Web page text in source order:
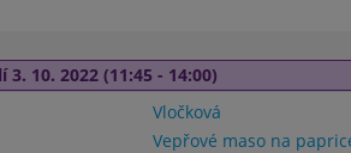
3. 10. 2022 (11:45 - 14:00)
Vločková
Vepřové maso na